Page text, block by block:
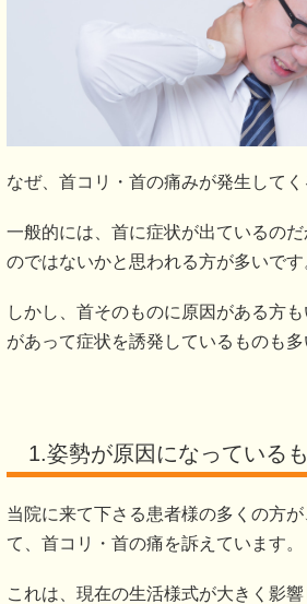
なぜ、首コリ・首の痛みが発生してく
一般的には、首に症状が出ているの
のではないかと思われる方が多いです
しかし、首そのものに原因がある方
があって症状を誘発しているものも多
1.姿勢が原因になっている
当院に来て下さる患者様の多くの方
て、首コリ・首の痛を訴えています。
これは、現在の生活様式が大きく影